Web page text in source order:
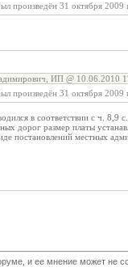
произведён 31 октября 2009
ИП @ 10.06.2010
произведён 31 октября 2009
в соответствии с ч.
дорог размер платы
постановлений местных
и ее мнение может не